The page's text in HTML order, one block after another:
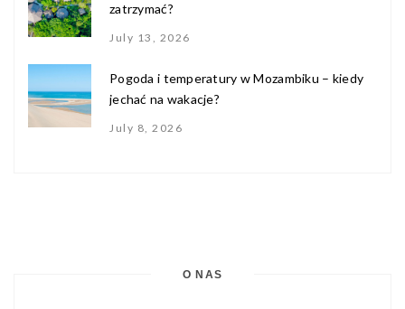
zatrzymać?
July 13, 2026
Pogoda i temperatury w Mozambiku – kiedy
jechać na wakacje?
July 8, 2026
O NAS